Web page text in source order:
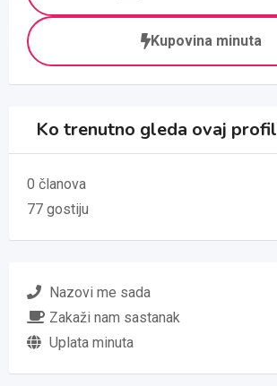
Kupovina minuta
Ko trenutno gleda ovaj profil
0 članova
77 gostiju
Nazovi me sada
Zakaži nam sastanak
Uplata minuta